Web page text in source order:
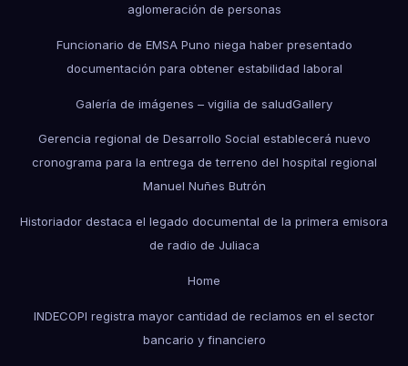
aglomeración de personas
Funcionario de EMSA Puno niega haber presentado
documentación para obtener estabilidad laboral
Galería de imágenes – vigilia de saludGallery
Gerencia regional de Desarrollo Social establecerá nuevo
cronograma para la entrega de terreno del hospital regional
Manuel Nuñes Butrón
Historiador destaca el legado documental de la primera emisora
de radio de Juliaca
Home
INDECOPI registra mayor cantidad de reclamos en el sector
bancario y financiero